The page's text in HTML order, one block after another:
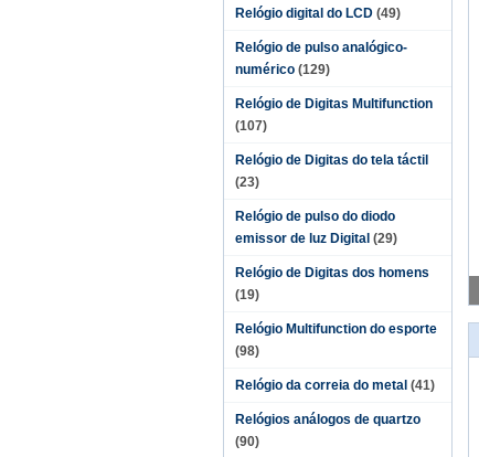
Relógio digital do LCD (49)
Relógio de pulso analógico-
numérico (129)
Relógio de Digitas Multifunction
(107)
Relógio de Digitas do tela táctil
(23)
Relógio de pulso do diodo
emissor de luz Digital (29)
Relógio de Digitas dos homens
(19)
Relógio Multifunction do esporte
(98)
Relógio da correia do metal (41)
Relógios análogos de quartzo
(90)